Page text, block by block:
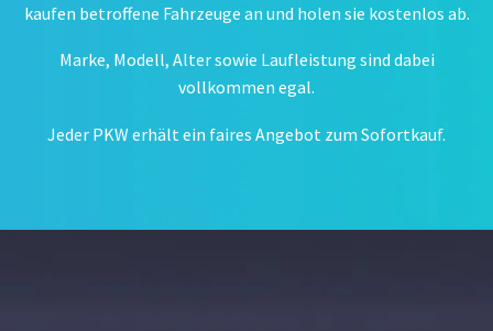
kaufen betroffene Fahrzeuge an und holen sie kostenlos ab.
Marke, Modell, Alter sowie Laufleistung sind dabei
vollkommen egal.
Jeder PKW erhält ein faires Angebot zum Sofortkauf.